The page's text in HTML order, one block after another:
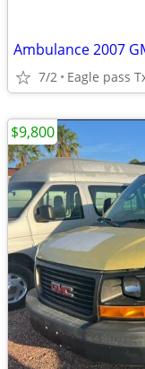
Ambulance 2007
7/2 Eagle pass
$9,800